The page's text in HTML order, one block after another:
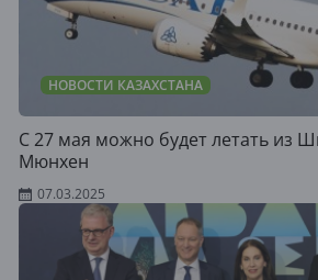
НОВОСТИ КАЗАХСТАНА
С 27 мая можно будет летать из
Мюнхен
07.03.2025